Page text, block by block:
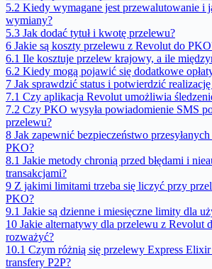
5.2 Kiedy wymagane jest przewalutowanie i
wymiany?
5.3 Jak dodać tytuł i kwotę przelewu?
6 Jakie są koszty przelewu z Revolut do
6.1 Ile kosztuje przelew krajowy, a ile
6.2 Kiedy mogą pojawić się dodatkowe
7 Jak sprawdzić status i potwierdzić
7.1 Czy aplikacja Revolut umożliwia
7.2 Czy PKO wysyła powiadomienie SMS
przelewu?
8 Jak zapewnić bezpieczeństwo
PKO?
8.1 Jakie metody chronią przed błędami i
transakcjami?
9 Z jakimi limitami trzeba się liczyć przy
PKO?
9.1 Jakie są dzienne i miesięczne limity dla
10 Jakie alternatywy dla przelewu z Revolut
rozważyć?
10.1 Czym różnią się przelewy Express
transfery P2P?